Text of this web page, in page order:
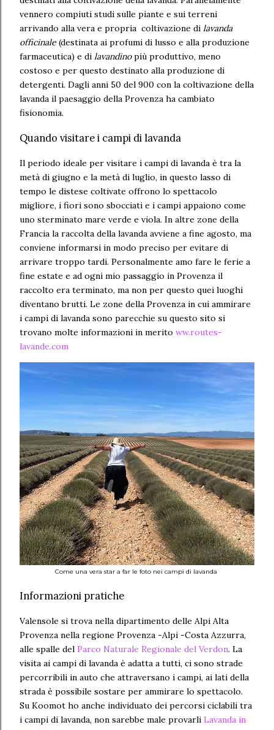
vennero compiuti studi sulle piante e sui terreni
arrivando alla vera e propria coltivazione di lavanda
officinale (destinata ai profumi di lusso e alla produzione
farmaceutica) e di lavandinopiù produttivo, meno
costoso e per questo destinato alla produzione di
detergenti. Dagli anni 50 del 900 con la coltivazione della
lavanda il paesaggio della Provenza ha cambiato
fisionomia.
Quando visitare i campi di lavanda
Il periodo ideale per visitare i campi di lavanda è tra la
metà di giugno e la metà di luglio, in questo lasso di
tempo le distese coltivate offrono lo spettacolo
migliore, i fiori sono sbocciati e i campi appaiono come
uno sterminato mare verde e viola. In altre zone della
Francia la raccolta della lavanda avviene a fine agosto, ma
conviene informarsi in modo preciso per evitare di
arrivare troppo tardi. Personalmente amo fare le ferie a
fine estate e ad ogni mio passaggio in Provenza il
raccolto era terminato, ma non per questo quei luoghi
diventano brutti. Le zone della Provenza in cui ammirare
i campi di lavanda sono parecchie su questo sito si
trovano molte informazioni in merito ww.routes-
lavande.com
Come una vera star a far le foto nei campi di lavanda
Informazioni pratiche
Valensole si trova nella dipartimento delle Alpi Alta
Provenza nella regione Provenza -Alpi -Costa Azzurra,
alle spalle del Parco Naturale Regionale del Verdon. La
visita ai campi di lavanda è adatta a tutti, ci sono strade
percorribili in auto che attraversano i campi, ai lati della
strada è possibile sostare per ammirare lo spettacolo.
Su Koomot ho anche individuato dei percorsi ciclabili tra
i campi di lavanda, non sarebbe male provarli Lavanda in